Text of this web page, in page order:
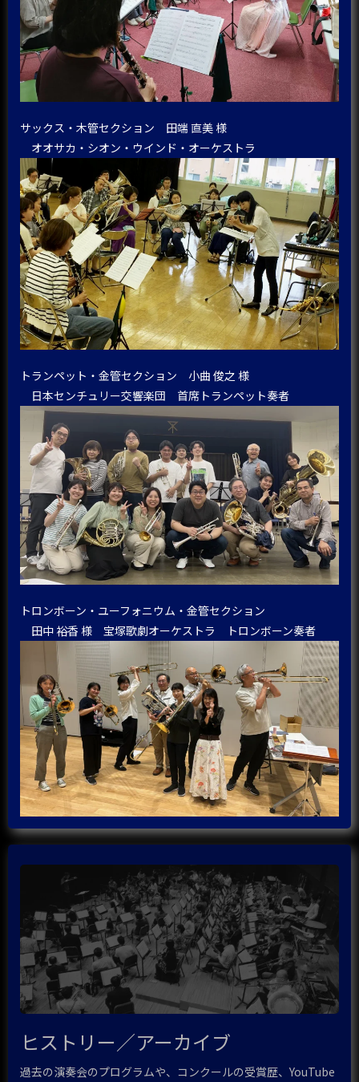
サックス・木管セクション 田端 直美 様
オオサカ・シオン・ウインド・オーケストラ
トランペット・金管セクション 小曲 俊之 様
日本センチュリー交響楽団 首席トランペット奏者
トロンボーン・ユーフォニウム・金管セクション
田中 裕香 様 宝塚歌劇オーケストラ トロンボーン奏者
ヒストリー／アーカイブ
過去の演奏会のプログラムや、コンクールの受賞歴、YouTube